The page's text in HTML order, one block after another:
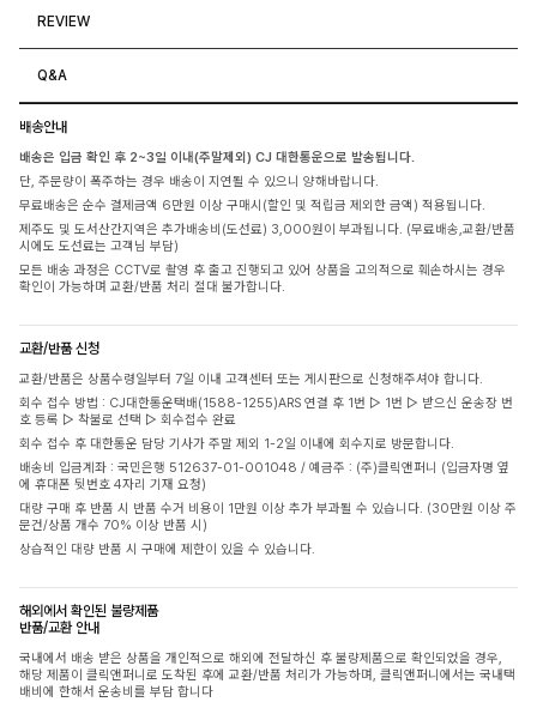
REVIEW
Q&A
배송안내
배송은 입금 확인 후 2~3일 이내(주말제외) CJ 대한통운으로 발송됩니다.
단, 주문량이 폭주하는 경우 배송이 지연될 수 있으니 양해바랍니다.
무료배송은 순수 결제금액 6만원 이상 구매시(할인 및 적립금 제외한 금액) 적용됩니다.
제주도 및 도서산간지역은 추가배송비(도선료) 3,000원이 부과됩니다. (무료배송,교환/반품
시에도 도선료는 고객님 부담)
모든 배송 과정은 CCTV로 촬영 후 출고 진행되고 있어 상품을 고의적으로 훼손하시는 경우
확인이 가능하며 교환/반품 처리 절대 불가합니다.
교환/반품 신청
교환/반품은 상품수령일부터 7일 이내 고객센터 또는 게시판으로 신청해주셔야 합니다.
회수 접수 방법 : CJ대한통운택배(1588-1255)ARS 연결 후 1번 ▷ 1번 ▷ 받으신 운송장 번
호 등록 ▷ 착불로 선택 ▷ 회수접수 완료
회수 접수 후 대한통운 담당 기사가 주말 제외 1-2일 이내에 회수지로 방문합니다.
배송비 입금계좌 : 국민은행 512637-01-001048 / 예금주 : (주)클릭앤퍼니 (입금자명 옆
에 휴대폰 뒷번호 4자리 기재 요청)
대량 구매 후 반품 시 반품 수거 비용이 1만원 이상 추가 부과될 수 있습니다. (30만원 이상 주
문건/상품 개수 70% 이상 반품 시)
상습적인 대량 반품 시 구매에 제한이 있을 수 있습니다.
해외에서 확인된 불량제품
반품/교환 안내
국내에서 배송 받은 상품을 개인적으로 해외에 전달하신 후 불량제품으로 확인되었을 경우,
해당 제품이 클릭앤퍼니로 도착된 후에 교환/반품 처리가 가능하며, 클릭앤퍼니에서는 국내택
배비에 한해서 운송비를 부담 합니다